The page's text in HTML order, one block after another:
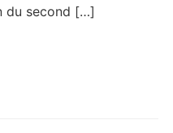
du second […]